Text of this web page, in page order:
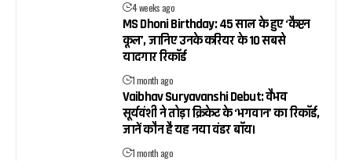
4 weeks ago
MS Dhoni Birthday: 45 साल के हुए ‘कैप्टन
कूल’, जानिए उनके करियर के 10 सबसे
यादगार रिकॉर्ड
1 month ago
Vaibhav Suryavanshi Debut: वैभव
सूर्यवंशी ने तोड़ा क्रिकेट के ‘भगवान’ का रिकॉर्ड,
जानें कौन है यह नया वंडर बॉय।
1 month ago